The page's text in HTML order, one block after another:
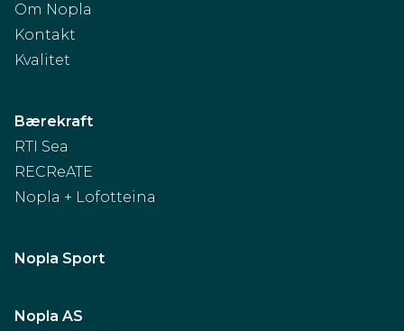
Om Nopla
Kontakt
Kvalitet
Bærekraft
RTI Sea
RECReATE
Nopla + Lofotteina
Nopla Sport
Nopla AS